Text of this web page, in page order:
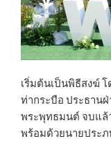
เริ่มต้นเป็นพิธีสงฆ์
ท่ากระบือ ประธาน
พระพุทธมนต์ จบแล้
พร้อมด้วยนายประภ